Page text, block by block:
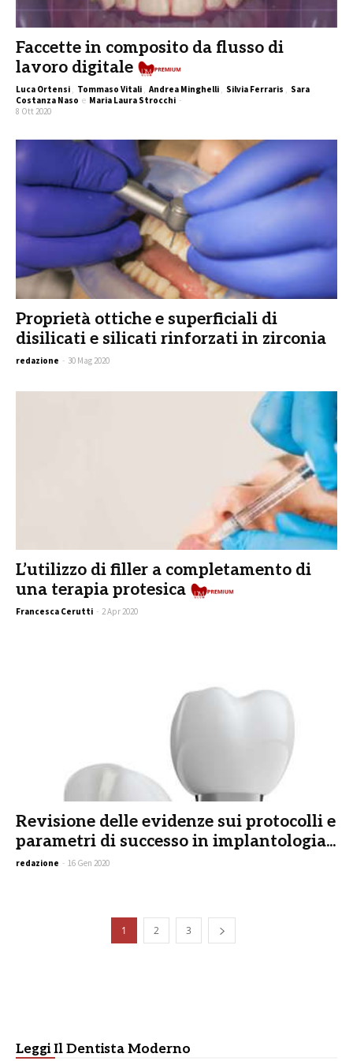
Faccette in composito da flusso di
lavoro digitale
Luca Ortensi , Tommaso Vitali , Andrea Minghelli , Silvia Ferraris , Sara
Costanza Naso e Maria Laura Strocchi -
8 Ott 2020
Proprietà ottiche e superficiali di
disilicati e silicati rinforzati in zirconia
redazione - 30 Mag 2020
L’utilizzo di filler a completamento di
una terapia protesica
Francesca Cerutti - 2 Apr 2020
Revisione delle evidenze sui protocolli e
parametri di successo in implantologia...
redazione - 16 Gen 2020
1 2 3
Leggi Il Dentista Moderno